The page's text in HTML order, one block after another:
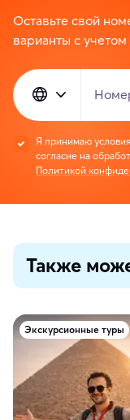
Оставьте свой
варианты с
Я принимаю условия
согласие на
Политикой
Также
Экскурсионные туры